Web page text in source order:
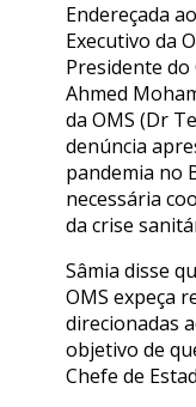
Endereçada
Executivo da
Presidente do
Ahmed
da OMS (Dr
denúncia
pandemia no
necessária
da crise
Sâmia disse
OMS expeça
direcionadas
objetivo de
Chefe de